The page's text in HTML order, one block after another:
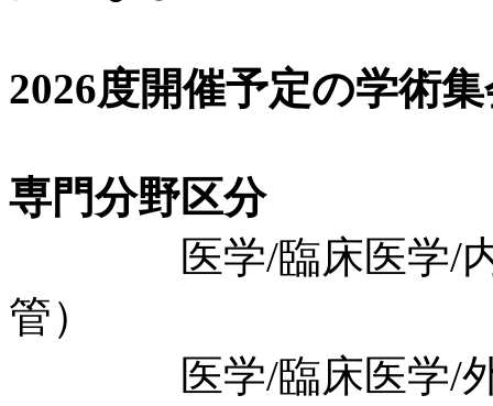
2026度開催予定の学術
専門分野区分
医学/臨床医学/内科
管）
医学/臨床医学/外科